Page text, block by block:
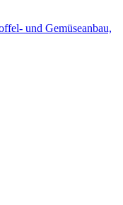
und Gemüseanbau,